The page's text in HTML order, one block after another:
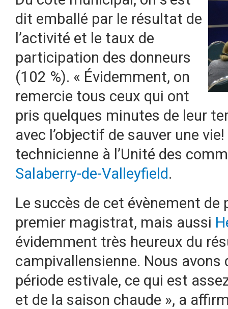
dit emballé par le résultat de
l’activité et le taux de
participation des donneurs
(102 %). « Évidemment, on
remercie tous ceux qui ont
pris quelques minutes de leur
avec l’objectif de sauver une
technicienne à l’Unité des
Salaberry-de-Valleyfield.
Le succès de cet évènement
premier magistrat, mais aussi
évidemment très heureux du
campivallensienne. Nous
période estivale, ce qui est
et de la saison chaude », a